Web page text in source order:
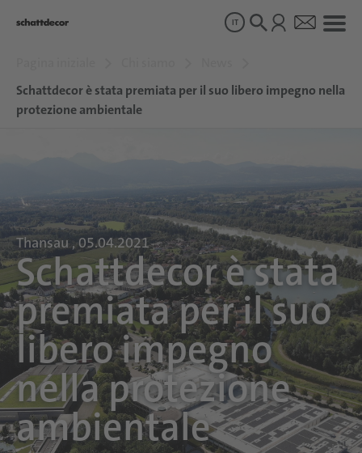
Disegni
Sostenibilità
Carriera
IT
Schattdecor è stata premiata per il suo libero impegno nella
protezione ambientale
Thansau , 05.04.2021
Schattdecor è stata
premiata per il suo
libero impegno
nella protezione
ambientale